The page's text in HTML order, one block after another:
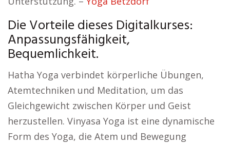
Die Vorteile dieses Digitalkurses:
Anpassungsfähigkeit,
Bequemlichkeit.
Hatha Yoga verbindet körperliche Übungen,
Atemtechniken und Meditation, um das
Gleichgewicht zwischen Körper und Geist
herzustellen. Vinyasa Yoga ist eine dynamische
Form des Yoga, die Atem und Bewegung